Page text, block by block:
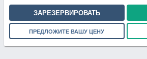
ЗАРЕЗЕРВИРОВАТЬ
ПРЕДЛОЖИТЕ ВАШУ ЦЕНУ